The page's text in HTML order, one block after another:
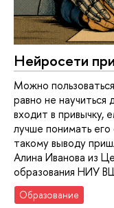
Нейросети
Можно
равно не
входит в
лучше понимать
такому выводу
Алина Иванова из
образования НИУ
Образование